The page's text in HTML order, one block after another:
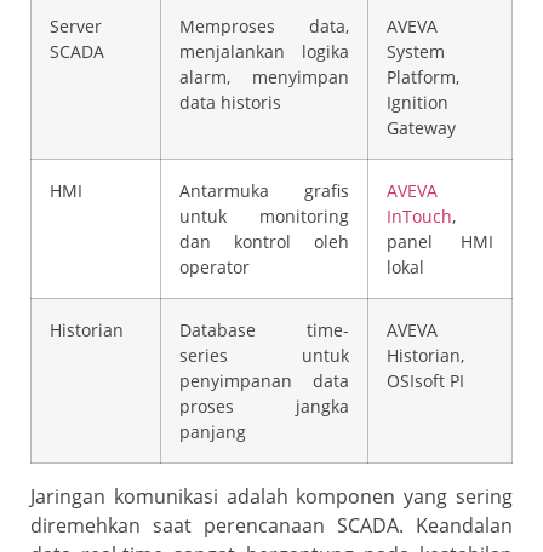
Server
SCADA
Memproses data,
menjalankan logika
alarm, menyimpan
data historis
AVEVA
System
Platform,
Ignition
Gateway
HMI
Antarmuka grafis
untuk monitoring
dan kontrol oleh
operator
AVEVA
InTouch,
panel HMI
lokal
Historian
Database time-
series untuk
penyimpanan data
proses jangka
panjang
AVEVA
Historian,
OSIsoft PI
Jaringan komunikasi adalah komponen yang sering
diremehkan saat perencanaan SCADA. Keandalan